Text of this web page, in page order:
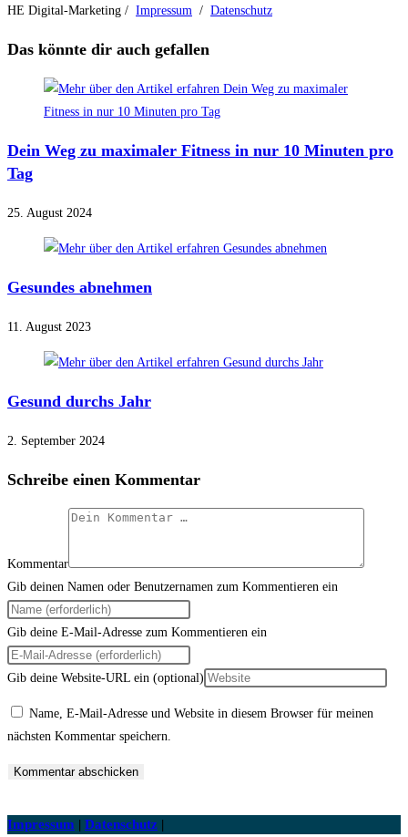
HE Digital-Marketing / Impressum / Datenschutz
Das könnte dir auch gefallen
Dein Weg zu maximaler Fitness in nur 10 Minuten pro
Tag
25. August 2024
Gesundes abnehmen
11. August 2023
Gesund durchs Jahr
2. September 2024
Schreibe einen Kommentar
Kommentar
Gib deinen Namen oder Benutzernamen zum Kommentieren ein
Gib deine E-Mail-Adresse zum Kommentieren ein
Gib deine Website-URL ein (optional)
Name, E-Mail-Adresse und Website in diesem Browser für meinen
nächsten Kommentar speichern.
Impressum | Datenschutz |